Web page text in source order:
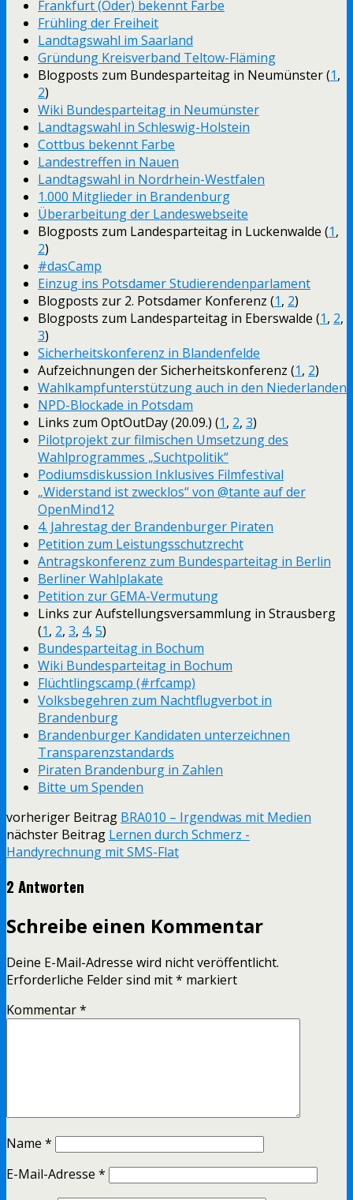
Frankfurt (Oder) bekennt Farbe
Frühling der Freiheit
Landtagswahl im Saarland
Gründung Kreisverband Teltow-Fläming
Blogposts zum Bundesparteitag in Neumünster (1,
2)
Wiki Bundesparteitag in Neumünster
Landtagswahl in Schleswig-Holstein
Cottbus bekennt Farbe
Landestreffen in Nauen
Landtagswahl in Nordrhein-Westfalen
1.000 Mitglieder in Brandenburg
Überarbeitung der Landeswebseite
Blogposts zum Landesparteitag in Luckenwalde (1,
2)
#dasCamp
Einzug ins Potsdamer Studierendenparlament
Blogposts zur 2. Potsdamer Konferenz (1, 2)
Blogposts zum Landesparteitag in Eberswalde (1, 2,
3)
Sicherheitskonferenz in Blandenfelde
Aufzeichnungen der Sicherheitskonferenz (1, 2)
Wahlkampfunterstützung auch in den Niederlanden
NPD-Blockade in Potsdam
Links zum OptOutDay (20.09.) (1, 2, 3)
Pilotprojekt zur filmischen Umsetzung des
Wahlprogrammes „Suchtpolitik“
Podiumsdiskussion Inklusives Filmfestival
„Widerstand ist zwecklos“ von @tante auf der
OpenMind12
4. Jahrestag der Brandenburger Piraten
Petition zum Leistungsschutzrecht
Antragskonferenz zum Bundesparteitag in Berlin
Berliner Wahlplakate
Petition zur GEMA-Vermutung
Links zur Aufstellungsversammlung in Strausberg
(1, 2, 3, 4, 5)
Bundesparteitag in Bochum
Wiki Bundesparteitag in Bochum
Flüchtlingscamp (#rfcamp)
Volksbegehren zum Nachtflugverbot in
Brandenburg
Brandenburger Kandidaten unterzeichnen
Transparenzstandards
Piraten Brandenburg in Zahlen
Bitte um Spenden
vorheriger Beitrag BRA010 – Irgendwas mit Medien
nächster Beitrag Lernen durch Schmerz -
Handyrechnung mit SMS-Flat
2 Antworten
Schreibe einen Kommentar
Deine E-Mail-Adresse wird nicht veröffentlicht.
Erforderliche Felder sind mit* markiert
Kommentar*
Name *
E-Mail-Adresse *